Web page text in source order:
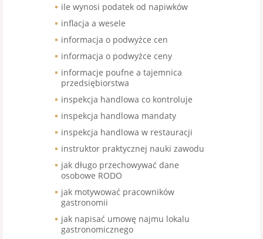
ile wynosi podatek od napiwków
inflacja a wesele
informacja o podwyżce cen
informacja o podwyżce ceny
informacje poufne a tajemnica
przedsiębiorstwa
inspekcja handlowa co kontroluje
inspekcja handlowa mandaty
inspekcja handlowa w restauracji
instruktor praktycznej nauki zawodu
jak długo przechowywać dane
osobowe RODO
jak motywować pracowników
gastronomii
jak napisać umowę najmu lokalu
gastronomicznego